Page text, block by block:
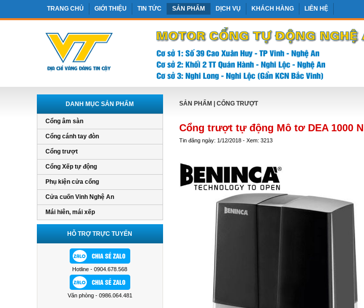
TRANG CHỦ GIỚI THIỆU TIN TỨC SẢN PHẨM DỊCH VỤ KHÁCH HÀNG LIÊN HỆ
DANH MỤC SẢN PHẨM
Cổng âm sàn
Cổng cánh tay đòn
Cổng trượt
Cổng Xếp tự động
Phụ kiện cửa cổng
Cửa cuốn Vinh Nghệ An
Mái hiên, mái xếp
HỖ TRỢ TRỰC TUYẾN
Hotline - 0904.678.568
Văn phòng - 0986.064.481
SẢN PHẨM CỔNG TRƯỢT
Cổng trượt tự động Mô tơ DEA 1000 N
Tin đăng ngày: 1/12/2018 - Xem: 3213